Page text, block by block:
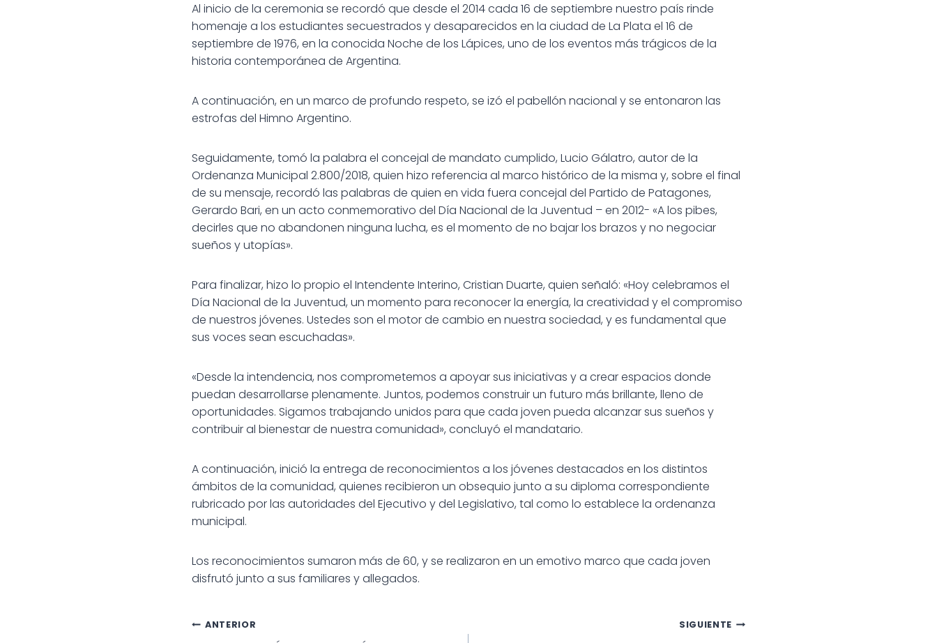
Al inicio de la ceremonia se recordó que desde el 2014 cada 16 de septiembre nuestro país rinde
homenaje a los estudiantes secuestrados y desaparecidos en la ciudad de La Plata el 16 de
septiembre de 1976, en la conocida Noche de los Lápices, uno de los eventos más trágicos de la
historia contemporánea de Argentina.
A continuación, en un marco de profundo respeto, se izó el pabellón nacional y se entonaron las
estrofas del Himno Argentino.
Seguidamente, tomó la palabra el concejal de mandato cumplido, Lucio Gálatro, autor de la
Ordenanza Municipal 2.800/2018, quien hizo referencia al marco histórico de la misma y, sobre el final
de su mensaje, recordó las palabras de quien en vida fuera concejal del Partido de Patagones,
Gerardo Bari, en un acto conmemorativo del Día Nacional de la Juventud – en 2012- «A los pibes,
decirles que no abandonen ninguna lucha, es el momento de no bajar los brazos y no negociar
sueños y utopías».
Para finalizar, hizo lo propio el Intendente Interino, Cristian Duarte, quien señaló: «Hoy celebramos el
Día Nacional de la Juventud, un momento para reconocer la energía, la creatividad y el compromiso
de nuestros jóvenes. Ustedes son el motor de cambio en nuestra sociedad, y es fundamental que
sus voces sean escuchadas».
«Desde la intendencia, nos comprometemos a apoyar sus iniciativas y a crear espacios donde
puedan desarrollarse plenamente. Juntos, podemos construir un futuro más brillante, lleno de
oportunidades. Sigamos trabajando unidos para que cada joven pueda alcanzar sus sueños y
contribuir al bienestar de nuestra comunidad», concluyó el mandatario.
A continuación, inició la entrega de reconocimientos a los jóvenes destacados en los distintos
ámbitos de la comunidad, quienes recibieron un obsequio junto a su diploma correspondiente
rubricado por las autoridades del Ejecutivo y del Legislativo, tal como lo establece la ordenanza
municipal.
Los reconocimientos sumaron más de 60, y se realizaron en un emotivo marco que cada joven
disfrutó junto a sus familiares y allegados.
Navegación
ANTERIOR SIGUIENTE